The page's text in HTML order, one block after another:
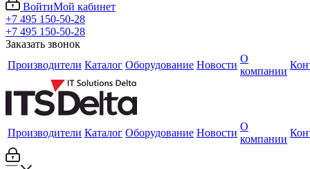
ВойтиМой кабинет
+7 495 150-50-28
+7 495 150-50-28
Заказать звонок
Производители Каталог Оборудование Новости
О
компании
Производители Каталог Оборудование Новости
О
компании